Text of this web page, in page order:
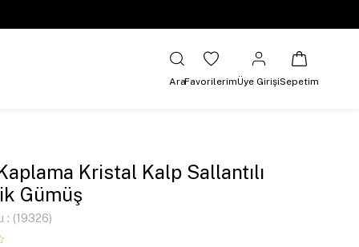
AraFavorilerimÜye GirişiSepetim
Kristal Kalp Sallantılı
Gümüş
(19326)